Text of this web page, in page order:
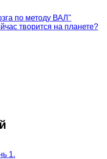
по методу ВАЛ"
творится на планете?
1.